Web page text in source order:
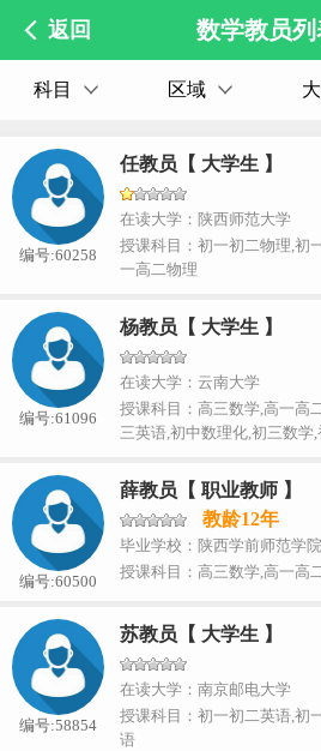
返回 数学教员列
科目 区域
编号:60258
任教员【 大学生 】
在读大学：陕西师范大学
授课科目：初一初二物理,初
一高二物理
编号:61096
杨教员【 大学生 】
在读大学：云南大学
授课科目：高三数学,高一高
三英语,初中数理化,初三数学,
编号:60500
薛教员【 职业教师 】
教龄12年
毕业学校：陕西学前师范学院
授课科目：高三数学,高一高
编号:58854
苏教员【 大学生 】
在读大学：南京邮电大学
授课科目：初一初二英语,初
语